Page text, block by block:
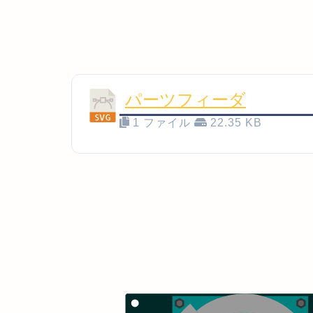
パーツフィーダ
1 ファイル 22.35 KB